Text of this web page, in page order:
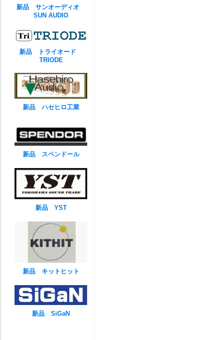
新品 サンオーディオ
SUN AUDIO
新品 トライオード
TRIODE
新品 ハセヒロ工業
新品 スペンドール
新品 YST
新品 キットヒット
新品 SiGaN